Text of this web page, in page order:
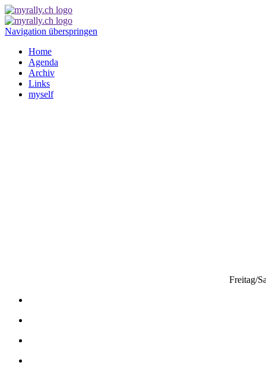
Navigation überspringen
Home
Agenda
Archiv
Links
myself
Freitag/